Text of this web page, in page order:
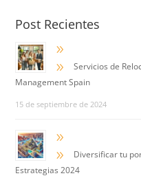
Post Recientes
9
9
Servicios de
Management Spain
15 de septiembre de 2024
9
9
Diversificar tu
Estrategias 2024